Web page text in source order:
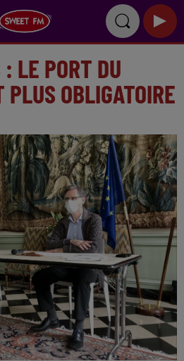
LE PORT DU
PLUS OBLIGATOIRE